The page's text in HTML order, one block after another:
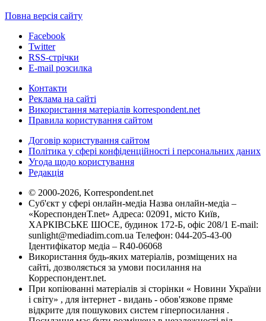
Повна версія сайту
Facebook
Twitter
RSS-стрічки
E-mail розсилка
Контакти
Реклама на сайті
Використання матеріалів korrespondent.net
Правила користування сайтом
Договір користування сайтом
Політика у сфері конфіденційності і персональних даних
Угода щодо користування
Редакція
© 2000-2026, Korrespondent.net
Суб'єкт у сфері онлайн-медіа Назва онлайн-медіа –
«КореспонденТ.net» Адреса: 02091, місто Київ,
ХАРКІВСЬКЕ ШОСЕ, будинок 172-Б, офіс 208/1 E-mail:
sunlight@mediadim.com.ua Телефон: 044-205-43-00
Ідентифікатор медіа – R40-06068
Використання будь-яких матеріалів, розміщених на
сайті, дозволяється за умови посилання на
Корреспондент.net.
При копіюванні матеріалів зі сторінки « Новини України
і світу» , для інтернет - видань - обов'язкове пряме
відкрите для пошукових систем гіперпосилання .